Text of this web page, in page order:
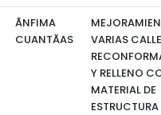
ÃNFIMA
CUANTÃAS
VARIAS
Y RELLENO
MATERIAL DE
ESTRUCTURA